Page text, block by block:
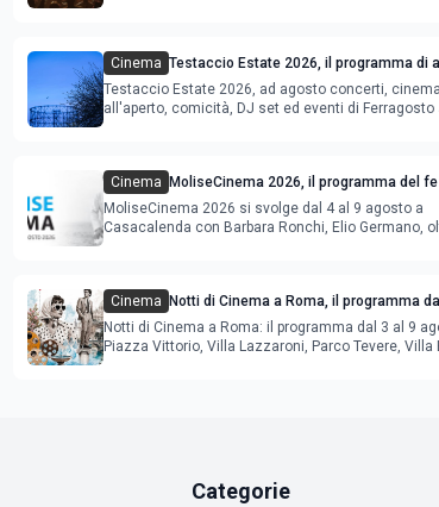
Cinema Testaccio Estate 2026, il programma di
Ferragosto
Testaccio Estate 2026, ad agosto concerti,
all'aperto, comicità, DJ set ed eventi di Ferragosto
Cinema
MoliseCinema 2026, il programma del
MoliseCinema 2026 si svolge dal 4 al 9 agosto a
Casacalenda con Barbara Ronchi, Elio Germano,
Cinema
Notti di Cinema a Roma, il programma
agosto
Notti di Cinema a Roma: il programma dal 3 al 9
Piazza Vittorio, Villa Lazzaroni, Parco Tevere, Villa
Categorie